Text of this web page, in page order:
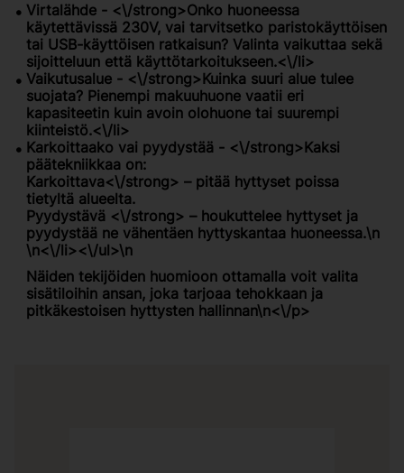
Virtalähde - <\/strong>Onko huoneessa
käytettävissä 230V, vai tarvitsetko paristokäyttöisen
tai USB-käyttöisen ratkaisun? Valinta vaikuttaa sekä
sijoitteluun että käyttötarkoitukseen.<\/li>
Vaikutusalue - <\/strong>Kuinka suuri alue tulee
suojata? Pienempi makuuhuone vaatii eri
kapasiteetin kuin avoin olohuone tai suurempi
kiinteistö.<\/li>
Karkoittaako vai pyydystää - <\/strong>Kaksi
päätekniikkaa on:
Karkoittava<\/strong> – pitää hyttyset poissa
tietyltä alueelta.
Pyydystävä <\/strong> – houkuttelee hyttyset ja
pyydystää ne vähentäen hyttyskantaa huoneessa.\n
\n<\/li><\/ul>\n
Näiden tekijöiden huomioon ottamalla voit valita
sisätiloihin ansan, joka tarjoaa tehokkaan ja
pitkäkestoisen hyttysten hallinnan\n<\/p>